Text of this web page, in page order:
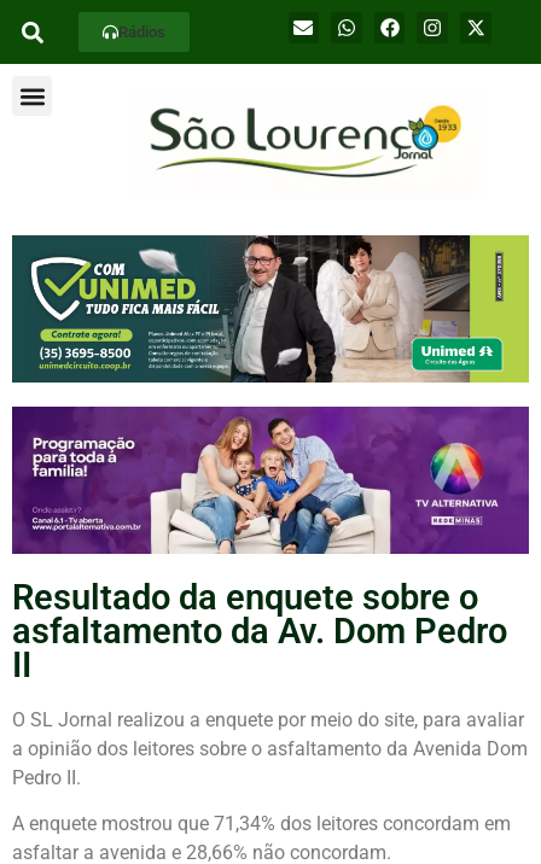
Rádios
Resultado da enquete sobre o
asfaltamento da Av. Dom Pedro
II
O SL Jornal realizou a enquete por meio do site, para avaliar
a opinião dos leitores sobre o asfaltamento da Avenida Dom
Pedro II.
A enquete mostrou que 71,34% dos leitores concordam em
asfaltar a avenida e 28,66% não concordam.